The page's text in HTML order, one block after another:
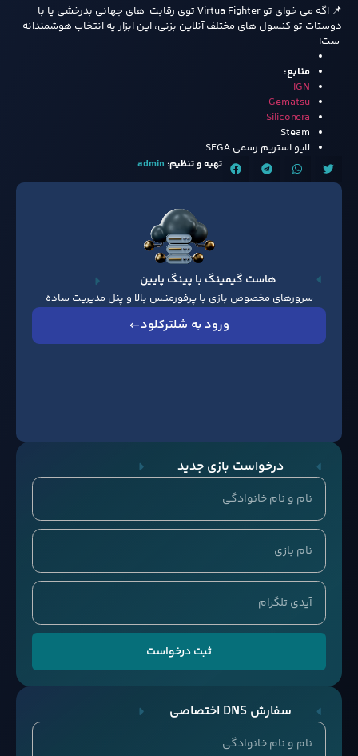
📌 اگه می خوای تو Virtua Fighter توی رقابت های جهانی بدرخشی یا با
دوستات تو کنسول های مختلف آنلاین بزنی، این ابزار یه انتخاب هوشمندانه
ست!
منابع:
IGN
Gematsu
Siliconera
Steam
لایو استریم رسمی SEGA
تهیه و تنظیم: admin
هاست گیمینگ با پینگ پایین
سرورهای مخصوص بازی با پرفورمنـس بالا و پنل مدیریت ساده
ورود به شلترکلود
درخواست بازی جدید
ثبت درخواست
سفارش DNS اختصاصی